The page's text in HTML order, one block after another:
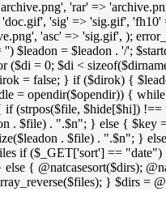
'rar' =>
'sig' => 'sig.gif',
'asc' => 'sig.gif', );
$leadon = $leadon . '/';
= 0; $di <
= false; } if ($dirok) {
= opendir($opendir)) {
(strpos($file, $hide[$hi])
. $file) . ".$n"; } else {
. $file) . ".$n"; }
if ($_GET['sort'] ==
{ @natcasesort($dirs);
} $dirs =